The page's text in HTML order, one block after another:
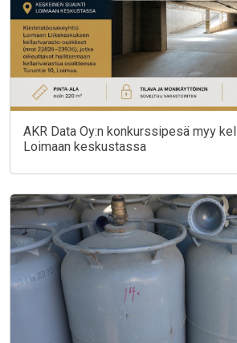
AKR Data Oy:n konkurssipesä myy
Loimaan keskustassa